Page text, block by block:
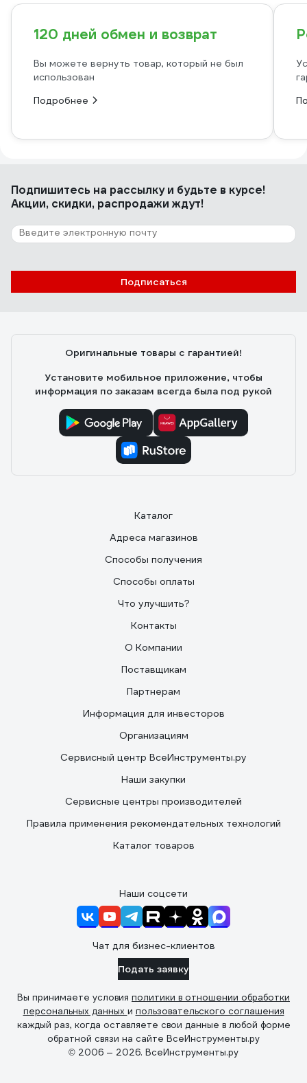
120 дней обмен и возврат
Вы можете вернуть товар, который не был
использован
Подробнее
Подпишитесь на рассылкуи будьте в курсе!
Акции, скидки, распродажи ждут!
Подписаться
Оригинальные товары с гарантией!
Установите мобильное приложение, чтобы
информация по заказам всегда была под рукой
Каталог
Адреса магазинов
Способы получения
Способы оплаты
Что улучшить?
Контакты
О Компании
Поставщикам
Партнерам
Информация для инвесторов
Организациям
Сервисный центр ВсеИнструменты.ру
Наши закупки
Сервисные центры производителей
Правила применения рекомендательных технологий
Каталог товаров
Наши соцсети
Чат для бизнес-клиентов
Подать заявку
Вы принимаете условия политики в отношении обработки
персональных данных и пользовательского соглашения
каждый раз, когда оставляете свои данные в любой форме
обратной связи на сайте ВсеИнструменты.ру
© 2006 — 2026. ВсеИнструменты.ру